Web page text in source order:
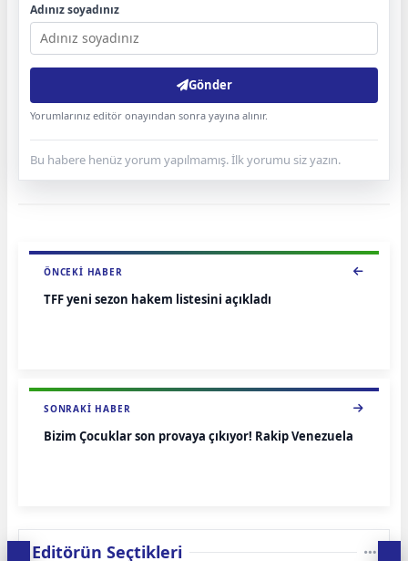
Adınız soyadınız
Gönder
Yorumlarınız editör onayından sonra yayına alınır.
Bu habere henüz yorum yapılmamış. İlk yorumu siz yazın.
ÖNCEKI HABER
TFF yeni sezon hakem listesini açıkladı
SONRAKI HABER
Bizim Çocuklar son provaya çıkıyor! Rakip Venezuela
Editörün Seçtikleri